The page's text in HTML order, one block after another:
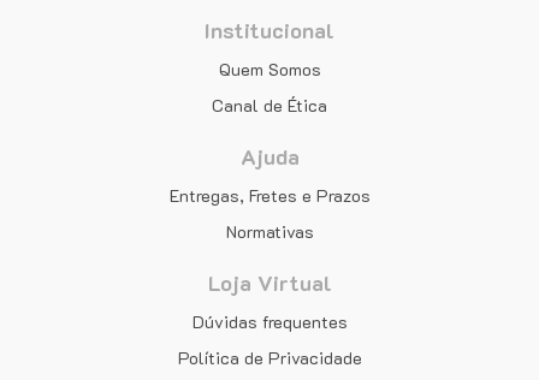
Institucional
Quem Somos
Canal de Ética
Ajuda
Entregas, Fretes e Prazos
Normativas
Loja Virtual
Dúvidas frequentes
Política de Privacidade